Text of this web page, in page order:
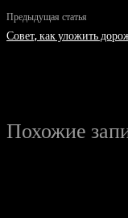
Предыдущая статья
Совет, как уложить
Похожие